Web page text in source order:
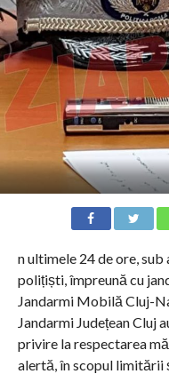
n ultimele 24 de ore,
polițiști, împreună cu
Jandarmi Mobilă Cluj-
Jandarmi Județean Cluj
privire la respectarea
alertă, în scopul